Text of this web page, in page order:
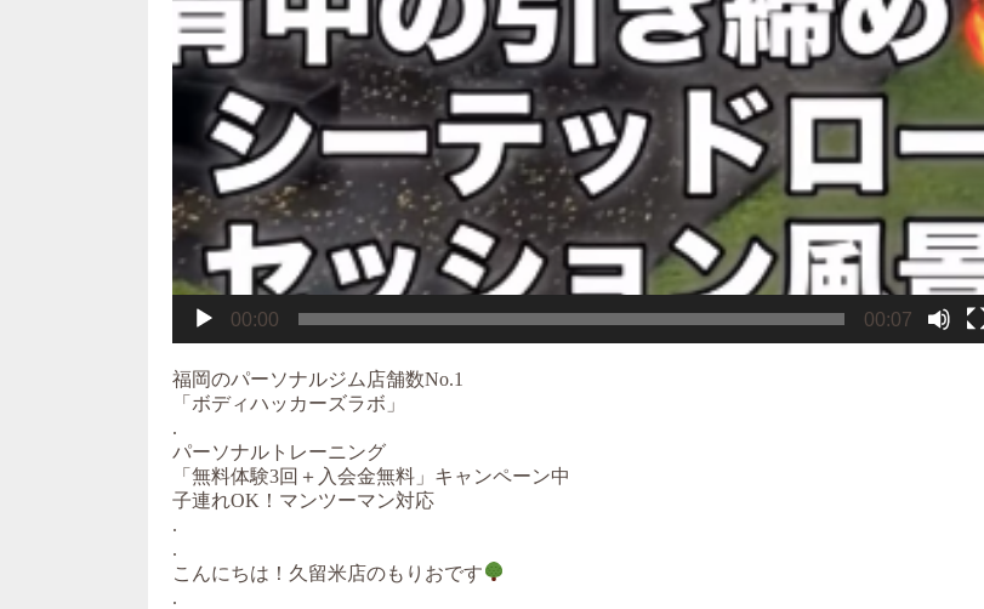
00:00 00:07
福岡のパーソナルジム店舗数No.1
「ボディハッカーズラボ」
.
パーソナルトレーニング
「無料体験3回＋入会金無料」キャンペーン中
子連れOK！マンツーマン対応
.
.
こんにちは！久留米店のもりおです
.